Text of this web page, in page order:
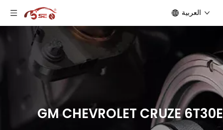
العربية
GM CHEVROLET CRUZE 6T30E